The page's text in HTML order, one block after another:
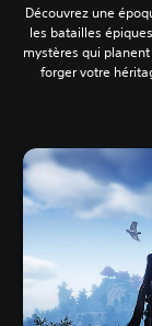
Découvrez une
les batailles
mystères qui
forger votre